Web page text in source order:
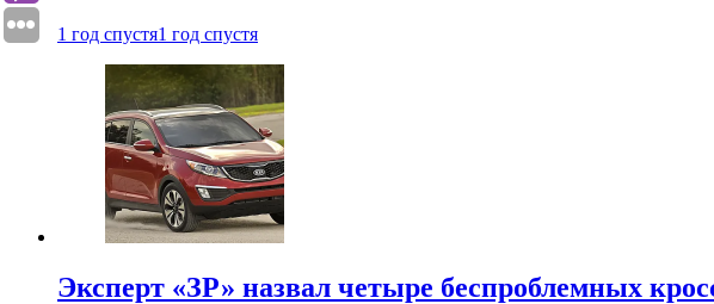
1 год спустя1 год спустя
Эксперт «ЗР» назвал четыре беспроблемных